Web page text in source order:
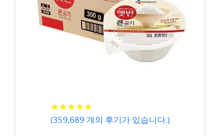
★★★★★
★★★★★
(359,689 개의 후기가 있습니다.)